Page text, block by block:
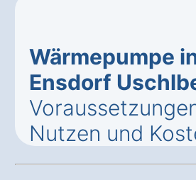
Wärmepumpe
Ensdorf
Nutzen und